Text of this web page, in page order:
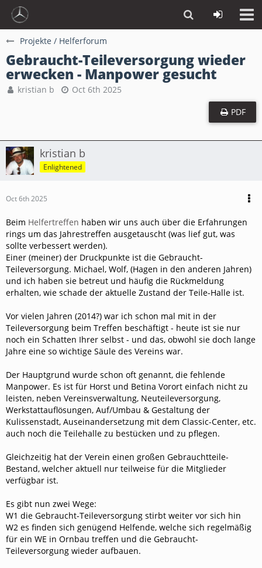
Projekte / Helferforum
Gebraucht-Teileversorgung wieder
erwecken - Manpower gesucht
kristian b
Oct 6th 2025
PDF
kristian b
Enlightened
Oct 6th 2025
Beim Helfertreffen haben wir uns auch über die Erfahrungen
rings um das Jahrestreffen ausgetauscht (was lief gut, was
sollte verbessert werden).
Einer (meiner) der Druckpunkte ist die Gebraucht-
Teileversorgung. Michael, Wolf, (Hagen in den anderen Jahren)
und ich haben sie betreut und häufig die Rückmeldung
erhalten, wie schade der aktuelle Zustand der Teile-Halle ist.
Vor vielen Jahren (2014?) war ich schon mal mit in der
Teileversorgung beim Treffen beschäftigt - heute ist sie nur
noch ein Schatten Ihrer selbst - und das, obwohl sie doch lange
Jahre eine so wichtige Säule des Vereins war.
Der Hauptgrund wurde schon oft genannt, die fehlende
Manpower. Es ist für Horst und Betina Vorort einfach nicht zu
leisten, neben Vereinsverwaltung, Neuteileversorgung,
Werkstattauflösungen, Auf/Umbau & Gestaltung der
Kulissenstadt, Auseinandersetzung mit dem Classic-Center, etc.
auch noch die Teilehalle zu bestücken und zu pflegen.
Gleichzeitig hat der Verein einen großen Gebrauchtteile-
Bestand, welcher aktuell nur teilweise für die Mitglieder
verfügbar ist.
Es gibt nun zwei Wege:
W1 die Gebraucht-Teileversorgung stirbt weiter vor sich hin
W2 es finden sich genügend Helfende, welche sich regelmäßig
für ein WE in Ornbau treffen und die Gebraucht-
Teileversorgung wieder aufbauen.